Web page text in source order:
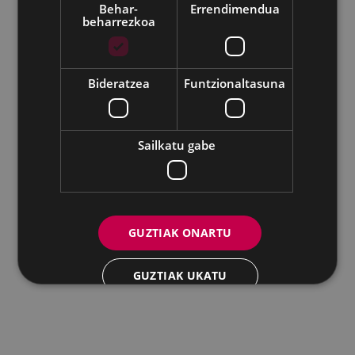
Udalaren sare sozial guztiak
Eibarko Udala - Untzaga plaza, 1 | 20600 Eibar
pegora@eibar.eus
IFZ: P2003100A | DIR3 L01200300
Behar-
beharrezkoa
Errendimendua
Bideratzea Funtzionaltasuna
Sailkatu gabe
GUZTIAK ONARTU
GUZTIAK UKATU